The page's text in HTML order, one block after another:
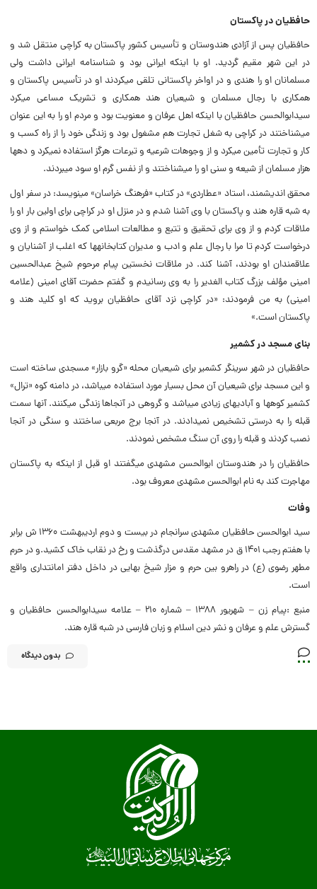
حافظیان در پاکستان
حافظیان پس از آزادی هندوستان و تأسیس کشور پاکستان به کراچی منتقل شد و
در این شهر مقیم گردید. او با اینکه ایرانی بود و شناسنامه ایرانی داشت ولی
مسلمانان او را هندی و در اواخر پاکستانی تلقی می‏کردند او در تأسیس پاکستان و
همکاری با رجال مسلمان و شیعیان هند همکاری و تشریک مساعی می‏کرد
سیدابوالحسن حافظیان با اینکه اهل عرفان و معنویت بود و مردم او را به این عنوان
می‏شناختند در کراچی به شغل تجارت هم مشغول بود و زندگی خود را از راه کسب و
کار و تجارت تأمین می‏کرد و از وجوهات شرعیه و تبرعات هرگز استفاده نمی‏کرد و دهها
هزار مسلمان از شیعه و سنی او را می‏شناختند و از نفس گرم او سود می‏بردند.
محقق اندیشمند، استاد «عطاردی» در کتاب «فرهنگ خراسان» می‏نویسد: در سفر اول
به شبه قاره هند و پاکستان با وی آشنا شدم و در منزل او در کراچی برای اولین بار او را
ملاقات کردم و از وی برای تحقیق و تتبع و مطالعات اسلامی کمک خواستم و از وی
درخواست کردم تا مرا با رجال علم و ادب و مدیران کتابخانه‏ها که اغلب از آشنایان و
علاقمندان او بودند، آشنا کند. در ملاقات نخستین پیام مرحوم شیخ عبدالحسین
امینی مؤلف بزرگ کتاب الغدیر را به وی رسانیدم و گفتم حضرت آقای امینی (علامه
امینی) به من فرمودند: «در کراچی نزد آقای حافظیان بروید که او کلید هند و
پاکستان است.»
بنای مسجد در کشمیر
حافظیان در شهر سرینگر کشمیر برای شیعیان محله «گرو بازار» مسجدی ساخته است
و این مسجد برای شیعیان آن محل بسیار مورد استفاده می‏باشد، در دامنه کوه «ترال»
کشمیر کوهها و آبادی‏های زیادی می‏باشد و گروهی در آنجاها زندگی می‏کنند. آنها سمت
قبله را به درستی تشخیص نمی‏دادند. در آنجا برج مربعی ساختند و سنگی در آنجا
نصب کردند و قبله را روی آن سنگ مشخص نمودند.
حافظیان را در هندوستان ابوالحسن مشهدی می‏گفتند او قبل از اینکه به پاکستان
مهاجرت کند به نام ابوالحسن مشهدی معروف بود.
وفات
سید ابوالحسن حافظیان مشهدی سرانجام در بیست و دوم اردیبهشت ۱۳۶۰ ش برابر
با هفتم رجب ۱۴۰۱ ق در مشهد مقدس درگذشت و رخ در نقاب خاک کشید.و در حرم
مطهر رضوی (ع) در راهرو بین حرم و مزار شیخ بهایی در داخل دفتر امانتداری واقع
است.
منبع :پیام زن – شهریور ۱۳۸۸ – شماره ۲۱۰ – علامه سیدابوالحسن حافظیان و
گسترش علم و عرفان و نشر دین اسلام و زبان فارسی در شبه‏ قاره هند.
بدون دیدگاه